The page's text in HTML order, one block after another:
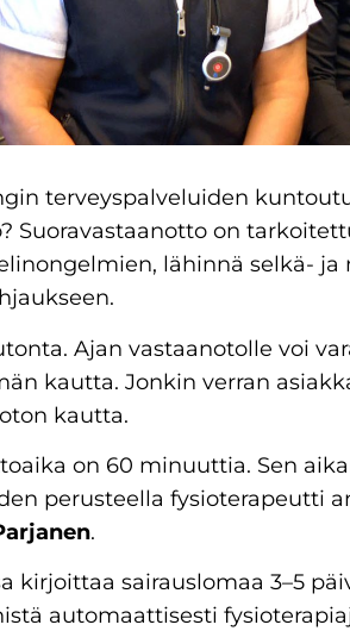
terveyspalveluiden
Suoravastaanotto on
lähinnä selkä- ja
Ajan vastaanotolle voi
kautta. Jonkin verran
kautta.
on 60 minuuttia. Sen
perusteella fysioterapeutti
.
kirjoittaa sairauslomaa 3–5
automaattisesti